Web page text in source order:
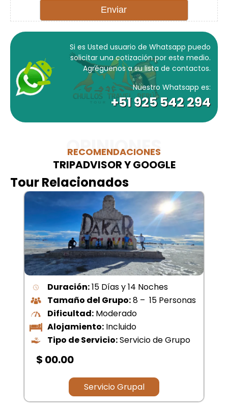
Si es Usted usuario de Whatsapp puedo
solicitar una cotización por este medio.
Agréguenos a su lista de contactos.
Nuestro Whatsapp es:
+51 925 542 294
OPINIONES
RECOMENDACIONES
TRIPADVISOR Y GOOGLE
Tour Relacionados
Duración:15 Días y 14 Noches
Tamaño del Grupo:8 – 15 Personas
Dificultad:Moderado
Alojamiento:Incluido
Tipo de Servicio:Servicio de Grupo
$ 00.00
Servicio Grupal